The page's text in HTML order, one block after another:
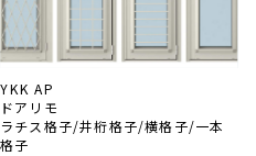
YKK AP
ドアリモ
ラチス格子/井桁格子/横格子/一本
格子